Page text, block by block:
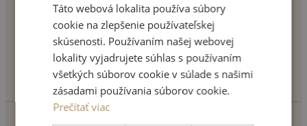
info@motivonclinic.com
Táto webová lokalita používa súbory
cookie na zlepšenie používateľskej
skúsenosti. Používaním našej webovej
lokality vyjadrujete súhlas s používaním
všetkých súborov cookie v súlade s našimi
zásadami používania súborov cookie.
Prečítať viac